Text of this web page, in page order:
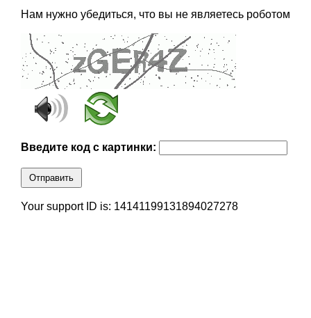
Нам нужно убедиться, что вы не являетесь роботом
Введите код с картинки:
Отправить
Your support ID is: 14141199131894027278